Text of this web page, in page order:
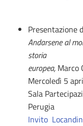
Presentazione
Andarsene al
storia
europea, Marco
Mercoledì 5
Sala
Perugia
Invito